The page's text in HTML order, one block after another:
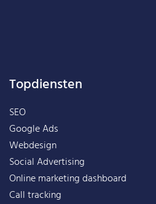
Topdiensten
SEO
Google Ads
Webdesign
Social Advertising
Online marketing dashboard
Call tracking